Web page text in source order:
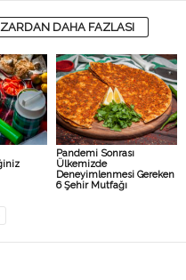
DAHA FAZLASI
Pandemi Sonrası
Ülkemizde
Deneyimlenmesi Gereken
6 Şehir Mutfağı